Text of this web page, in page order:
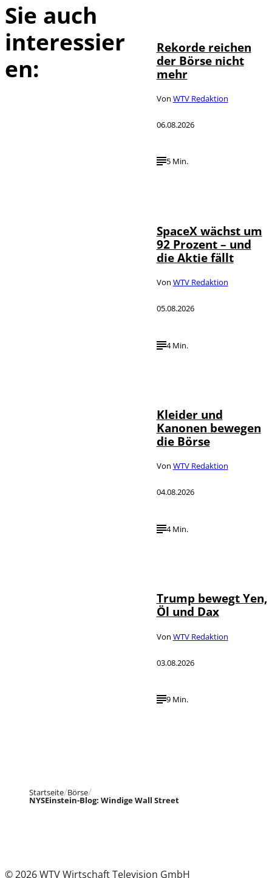
Sie auch
interessier
en:
Rekorde reichen
der Börse nicht
mehr
Von WTV Redaktion
06.08.2026
5 Min.
SpaceX wächst um
92 Prozent – und
die Aktie fällt
Von WTV Redaktion
05.08.2026
4 Min.
Kleider und
Kanonen bewegen
die Börse
Von WTV Redaktion
04.08.2026
4 Min.
Trump bewegt Yen,
Öl und Dax
Von WTV Redaktion
03.08.2026
9 Min.
Startseite Börse
NYSEinstein-Blog: Windige Wall Street
© 2026 WTV Wirtschaft Television GmbH